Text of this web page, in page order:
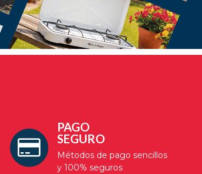
PAGO
SEGURO
Métodos de pago sencillos
y 100% seguros